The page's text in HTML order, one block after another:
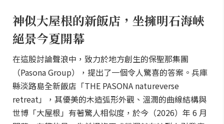
神似大屋根的新飯店，坐擁明石海峽
絕景今夏開幕
在這股討論聲浪中，致力於地方創生的保聖那集團
（Pasona Group），提出了一個令人驚喜的答案。兵庫
縣淡路島全新飯店「THE PASONA natureverse
retreat」，其優美的木造弧形外觀、溫潤的曲線結構與
世博「大屋根」有著驚人相似度，於今（2026）年 6 月